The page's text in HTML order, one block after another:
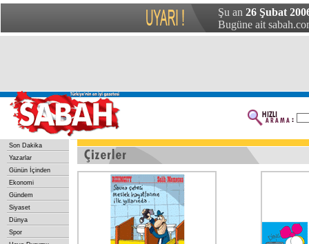
Şu an 26 Şubat
Bugüne ait
Son Dakika
Yazarlar
Günün İçinden
Ekonomi
Gündem
Siyaset
Dünya
Spor